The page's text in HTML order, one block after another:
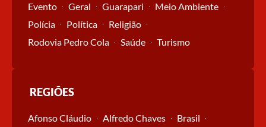
Evento
Geral Guarapari
Meio Ambiente
Polícia
Política
Religião
Rodovia Pedro Cola
Saúde Turismo
REGIÕES
Afonso Cláudio Alfredo Chaves
Brasil